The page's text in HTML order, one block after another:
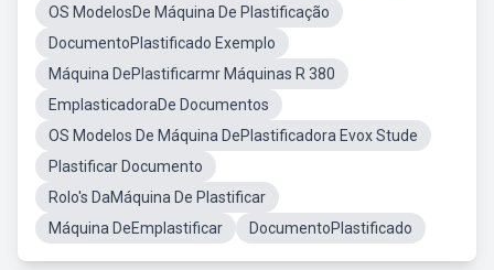
OS ModelosDe Máquina De Plastificação
DocumentoPlastificado Exemplo
Máquina DePlastificarmr Máquinas R 380
EmplasticadoraDe Documentos
OS Modelos De Máquina DePlastificadora Evox Stude
Plastificar Documento
Rolo's DaMáquina De Plastificar
Máquina DeEmplastificar
DocumentoPlastificado